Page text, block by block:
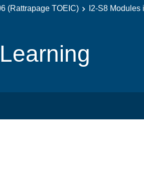
(Rattrapage TOEIC)
I2-S8